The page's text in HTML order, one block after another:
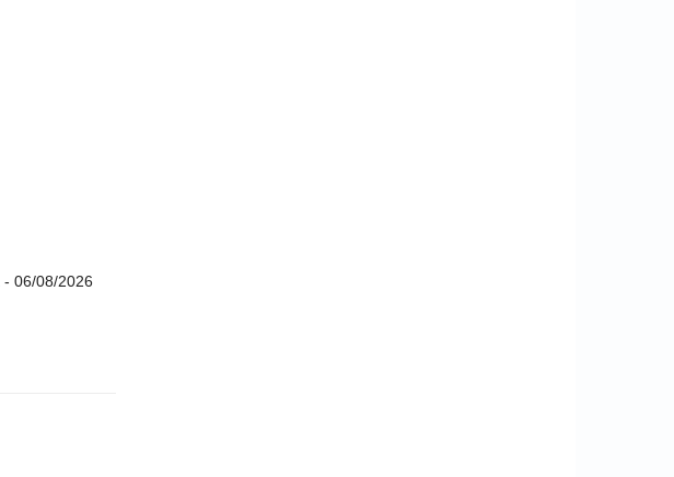
- 06/08/2026